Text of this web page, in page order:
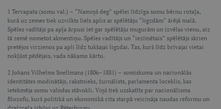
1 Tervapata (somu val.) – “Namiņš deg” spēlei līdzīga somu bērnu rotaļa,
kurā uz zemes tiek uzvilkts liels aplis ar spēlētāju “ligzdām” ārējā malā.
Spēles vadītājs pa apļa ārpusi iet gar spēlētāju mugurām un izvēlas vienu, aiz
tā zemē nometot akmentiņu. Spēles vadītājs un “iezīmētais” spēlētājs skrien
pretējos virzienos pa apli līdz tukšajai ligzdai. Tas, kurš līdz brīvajai vietai
nokļūst pēdējais, vada nākamo kārtu.
2 Johans Vilhelms Snellmans (1806–1881) – somiskuma un nacionālās
identitātes modinātājs, rakstnieks, žurnālists, parlamenta loceklis, kas
ietekmēja somu valodas stāvokli. Viņš tiek uzskatīts par nacionālisma
filozofu, kurš politikā un ekonomikā cita starpā veicināja naudas reformu un